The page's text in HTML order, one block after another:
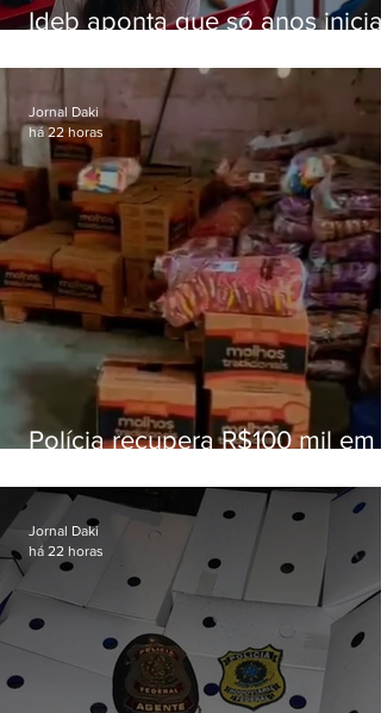
Ideb aponta que só anos
educação
Polícia recupera R$100 mil em
Fluminense
Jornal Daki
há 22 horas
Jornal Daki
há 22 horas